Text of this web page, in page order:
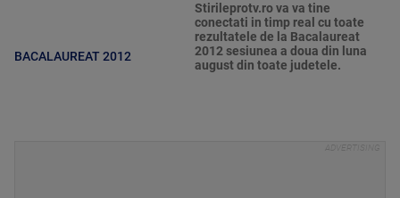
BACALAUREAT 2012
Stirileprotv.ro va va tine
conectati in timp real cu toate
rezultatele de la Bacalaureat
2012 sesiunea a doua din luna
august din toate judetele.